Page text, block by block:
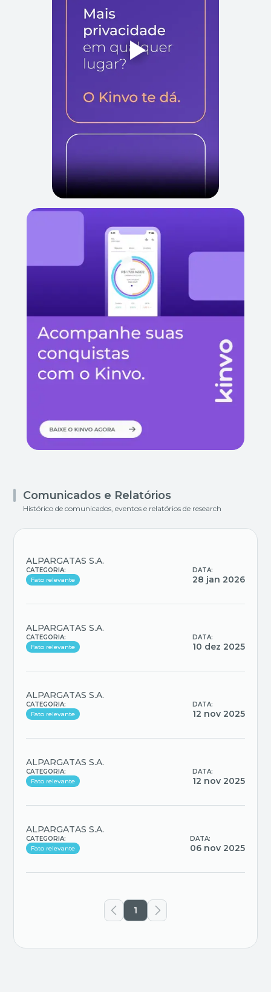
Comunicados e Relatórios
Histórico de comunicados, eventos e relatórios de research
ALPARGATAS S.A.
CATEGORIA:
Fato relevante
DATA:
28 jan 2026
ALPARGATAS S.A.
CATEGORIA:
Fato relevante
DATA:
10 dez 2025
ALPARGATAS S.A.
CATEGORIA:
Fato relevante
DATA:
12 nov 2025
ALPARGATAS S.A.
CATEGORIA:
Fato relevante
DATA:
12 nov 2025
ALPARGATAS S.A.
CATEGORIA:
Fato relevante
DATA:
06 nov 2025
1